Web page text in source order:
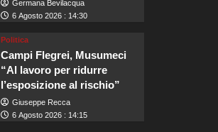
Germana Bevilacqua
6 Agosto 2026 : 14:30
Politica
Campi Flegrei, Musumeci
“Al lavoro per ridurre
l’esposizione al rischio”
Giuseppe Recca
6 Agosto 2026 : 14:15